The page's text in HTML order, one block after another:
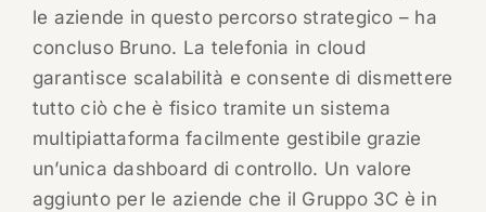
le aziende in questo percorso strategico – ha
concluso Bruno. La telefonia in cloud
garantisce scalabilità e consente di dismettere
tutto ciò che è fisico tramite un sistema
multipiattaforma facilmente gestibile grazie
un’unica dashboard di controllo. Un valore
aggiunto per le aziende che il Gruppo 3C è in